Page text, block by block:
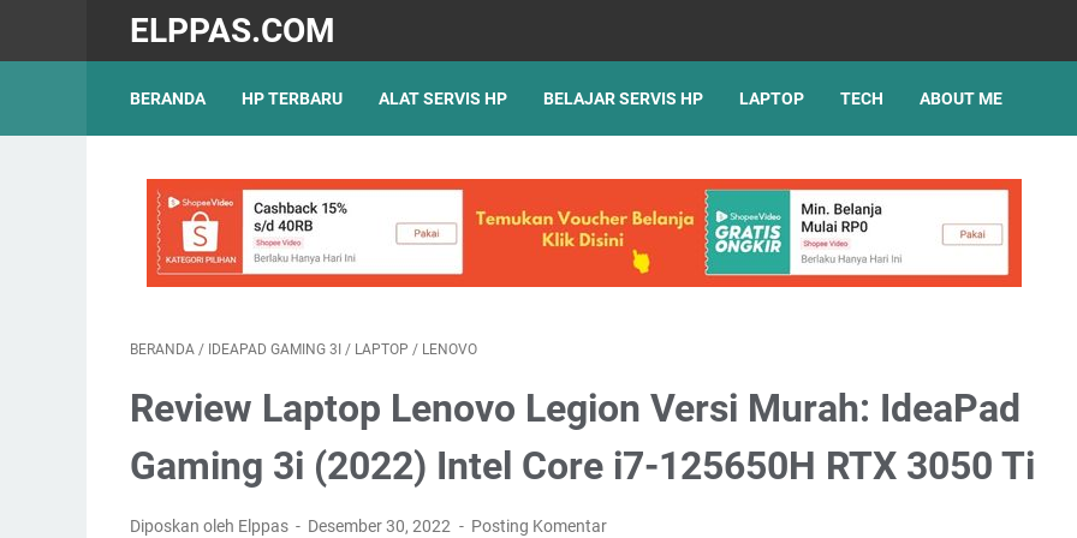
ELPPAS.COM
BERANDA HP TERBARU ALAT SERVIS HP BELAJAR SERVIS HP LAPTOP TECH ABOUT ME
BERANDA / IDEAPAD GAMING 3I / LAPTOP / LENOVO
Review Laptop Lenovo Legion Versi Murah: IdeaPad
Gaming 3i (2022) Intel Core i7-125650H RTX 3050 Ti
Diposkan oleh Elppas Desember 30, 2022 Posting Komentar